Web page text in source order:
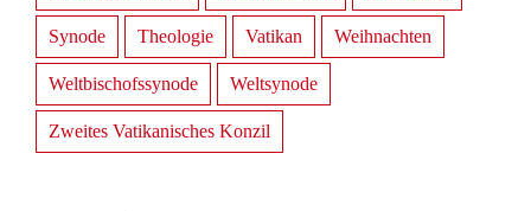
Synode Theologie Vatikan Weihnachten
Weltbischofssynode Weltsynode
Zweites Vatikanisches Konzil